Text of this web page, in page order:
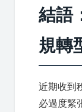
結語
規轉
近期收到
必過度緊